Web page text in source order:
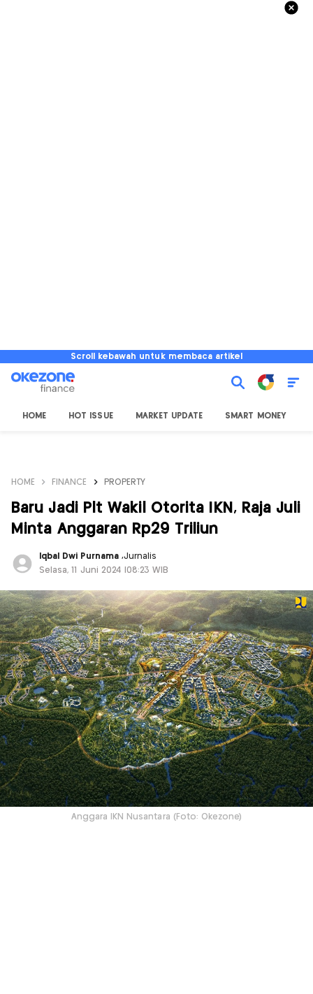
Scroll kebawah untuk membaca artikel
HOME HOT ISSUE MARKET UPDATE SMART MONEY
HOME FINANCE PROPERTY
Baru Jadi Plt Wakil Otorita IKN, Raja Juli
Minta Anggaran Rp29 Triliun
Iqbal Dwi Purnama ,Jurnalis
Selasa, 11 Juni 2024 |08:23 WIB
Anggara IKN Nusantara (Foto: Okezone)